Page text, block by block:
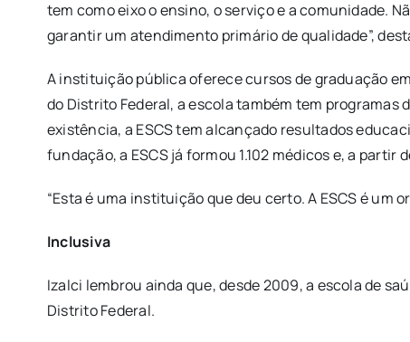
tem como eixo o ensino, o serviço e a comunidade.
garantir um atendimento primário de qualidade”,
A instituição pública oferece cursos de graduação
do Distrito Federal, a escola também tem
existência, a ESCS tem alcançado resultados
fundação, a ESCS já formou 1.102 médicos e, a
“Esta é uma instituição que deu certo. A ESCS é um
Inclusiva
Izalci lembrou ainda que, desde 2009, a escola de
Distrito Federal.